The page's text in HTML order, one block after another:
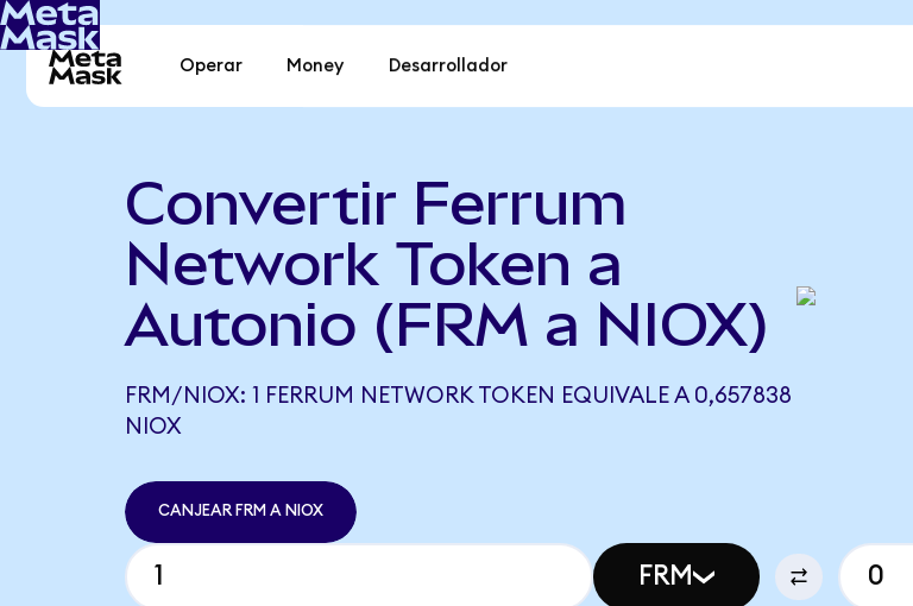
Operar Money Desarrollador
Convertir Ferrum
Network Token a
Autonio (FRM a NIOX)
FRM/NIOX: 1 FERRUM NETWORK TOKEN EQUIVALE A 0,657838
NIOX
CANJEAR FRM A NIOX
FRM